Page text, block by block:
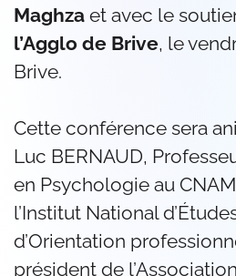
Maghza et avec le
l’Agglo de Brive, le
Brive.
Cette conférence sera
Luc BERNAUD,
en Psychologie au
l’Institut National
d’Orientation
président de